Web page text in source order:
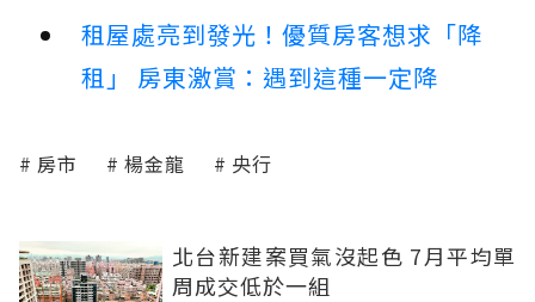
租屋處亮到發光！優質房客想求「降
租」 房東激賞：遇到這種一定降
房市 楊金龍 央行
北台新建案買氣沒起色 7月平均單
周成交低於一組